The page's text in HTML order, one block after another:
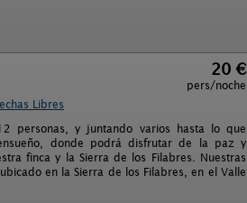
20 €
pers/noche
Libres
personas, y juntando varios hasta lo que
donde podrá disfrutar de la paz y
finca y la Sierra de los Filabres. Nuestras
en la Sierra de los Filabres, en el Valle